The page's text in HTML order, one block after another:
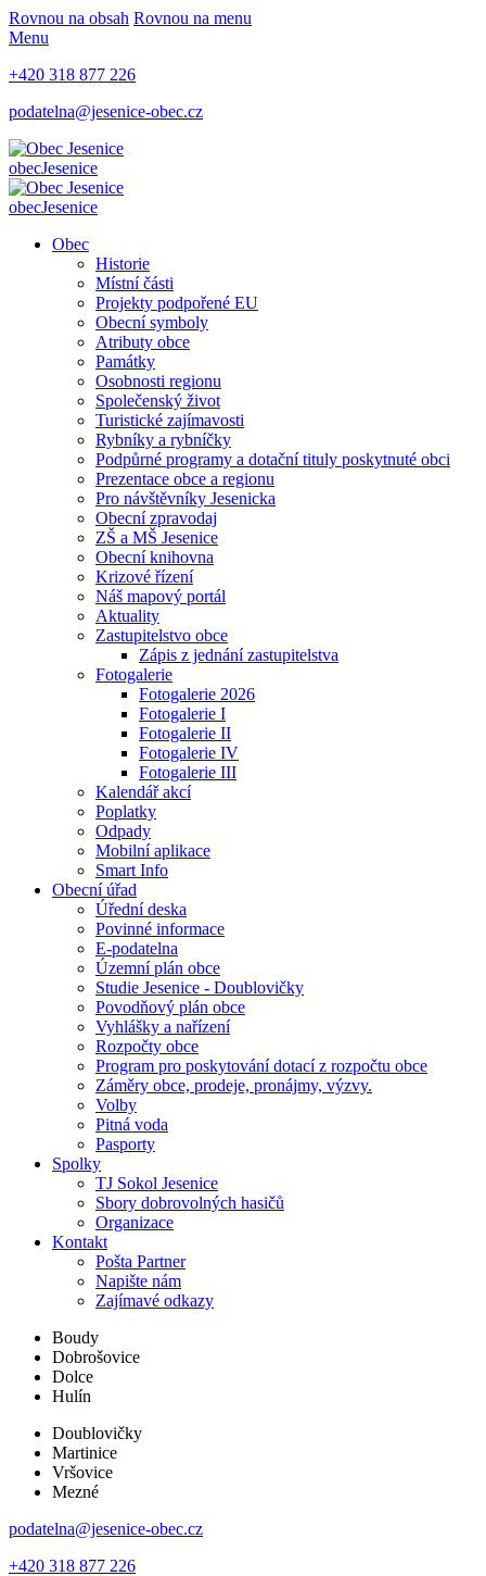
Rovnou na obsah Rovnou na menu
Menu
+420 318 877 226
podatelna@jesenice-obec.cz
obecJesenice
obecJesenice
Obec
Historie
Místní části
Projekty podpořené EU
Obecní symboly
Atributy obce
Památky
Osobnosti regionu
Společenský život
Turistické zajímavosti
Rybníky a rybníčky
Podpůrné programy a dotační tituly poskytnuté obci
Prezentace obce a regionu
Pro návštěvníky Jesenicka
Obecní zpravodaj
ZŠ a MŠ Jesenice
Obecní knihovna
Krizové řízení
Náš mapový portál
Aktuality
Zastupitelstvo obce
Zápis z jednání zastupitelstva
Fotogalerie
Fotogalerie 2026
Fotogalerie I
Fotogalerie II
Fotogalerie IV
Fotogalerie III
Kalendář akcí
Poplatky
Odpady
Mobilní aplikace
Smart Info
Obecní úřad
Úřední deska
Povinné informace
E-podatelna
Územní plán obce
Studie Jesenice - Doublovičky
Povodňový plán obce
Vyhlášky a nařízení
Rozpočty obce
Program pro poskytování dotací z rozpočtu obce
Záměry obce, prodeje, pronájmy, výzvy.
Volby
Pitná voda
Pasporty
Spolky
TJ Sokol Jesenice
Sbory dobrovolných hasičů
Organizace
Kontakt
Pošta Partner
Napište nám
Zajímavé odkazy
Boudy
Dobrošovice
Dolce
Hulín
Doublovičky
Martinice
Vršovice
Mezné
podatelna@jesenice-obec.cz
+420 318 877 226